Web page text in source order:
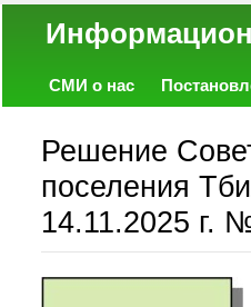
СМИ о нас
Решение
поселения
14.11.2025 г.